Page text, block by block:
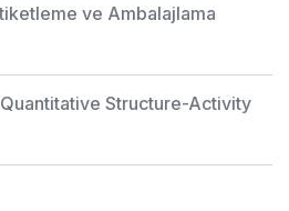
ve Ambalajlama
Structure-Activity